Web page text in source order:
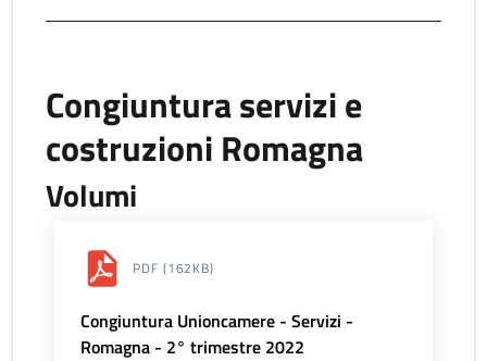
Congiuntura servizi e
costruzioni Romagna
Volumi
PDF (162KB)
Congiuntura Unioncamere - Servizi -
Romagna - 2° trimestre 2022